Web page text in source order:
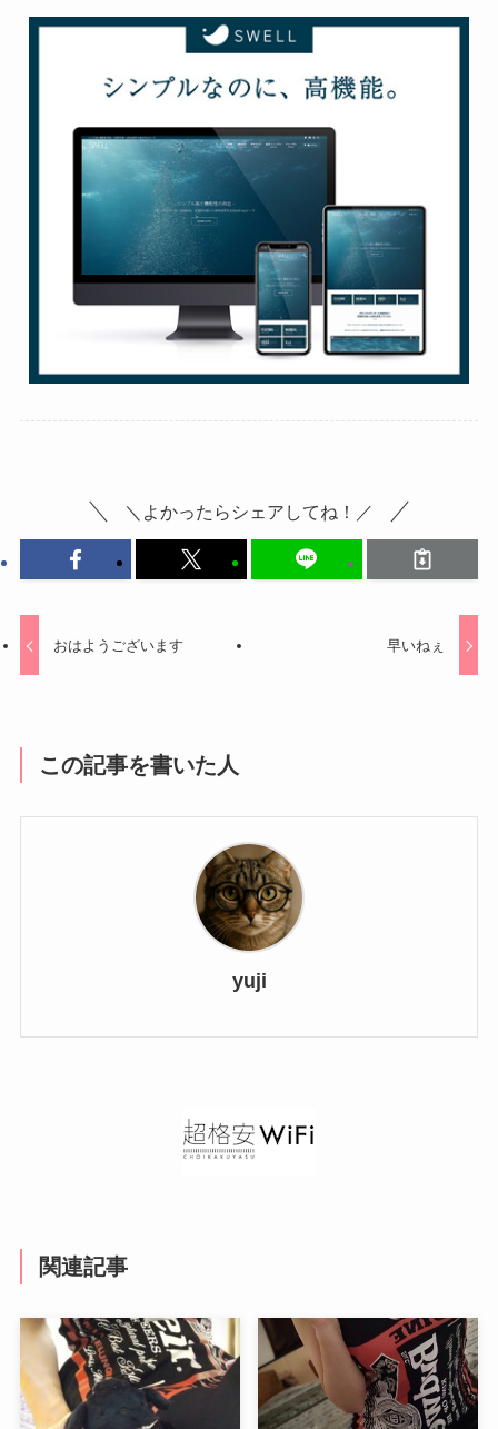
＼よかったらシェアしてね！／
おはようございます 早いねぇ
この記事を書いた人
yuji
関連記事